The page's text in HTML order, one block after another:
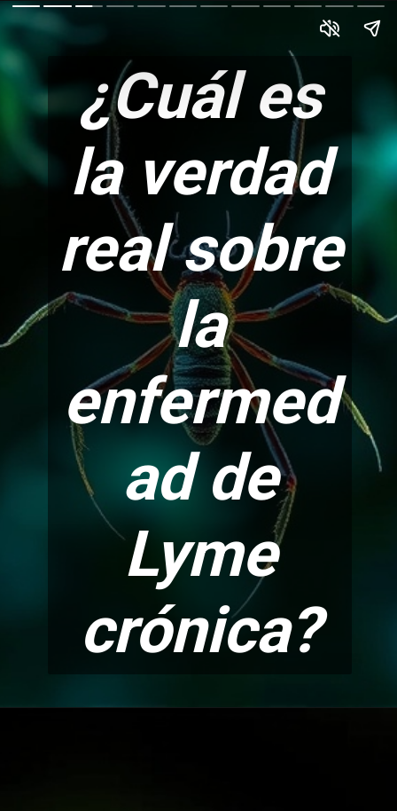
¿Cuál es
la verdad
real sobre
la
enfermed
ad de
Lyme
crónica?